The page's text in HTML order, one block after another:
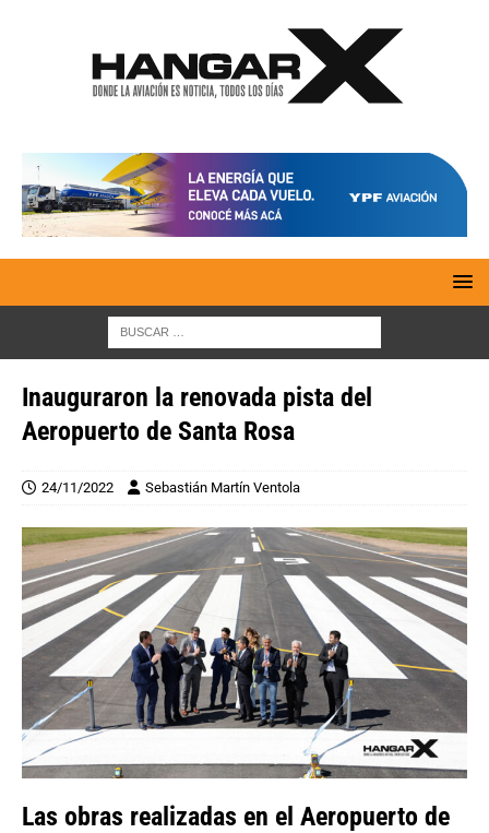
Inauguraron la renovada pista del
Aeropuerto de Santa Rosa
24/11/2022 Sebastián Martín Ventola
Las obras realizadas en el Aeropuerto de